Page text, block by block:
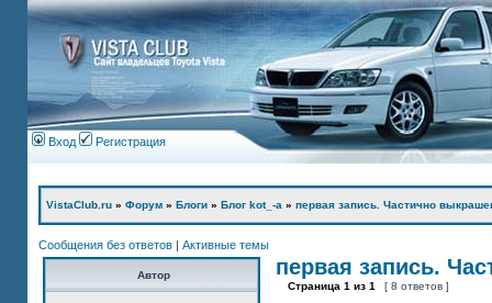
Вход Регистрация
VistaClub.ru » Форум » Блоги » Блог kot_-а » первая запись. Частично
Сообщения без ответов | Активные темы
Автор первая запись.
Страница 1 из 1 [ 8 ответов ]